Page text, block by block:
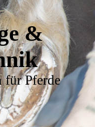
&
für Pferde